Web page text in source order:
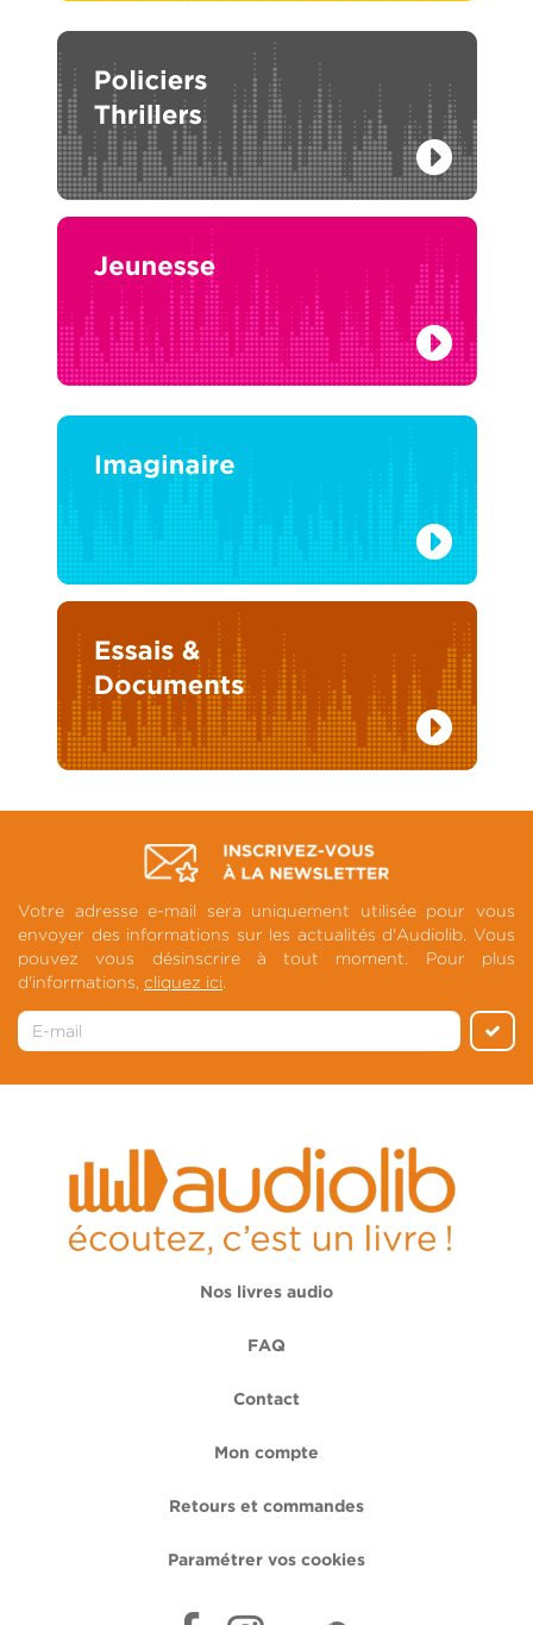
Votre adresse e-mail sera uniquement utilisée pour vous
envoyer des informations sur les actualités d'Audiolib. Vous
pouvez vous désinscrire à tout moment. Pour plus
d'informations, cliquez ici.
Nos livres audio
FAQ
Contact
Mon compte
Retours et commandes
Paramétrer vos cookies